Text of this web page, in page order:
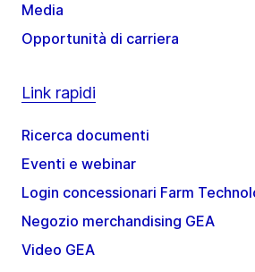
Media
Opportunità di carriera
Link rapidi
Ricerca documenti
Eventi e webinar
Login concessionari Farm
Negozio merchandising GEA
Video GEA